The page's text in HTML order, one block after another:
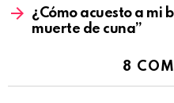
¿Cómo acuesto a mi
muerte de cuna”
8